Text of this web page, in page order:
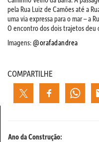
pela Rua Luiz de Camões até a
uma via expressa para o mar – a
O encontro dos dois trajetos deu
Imagens:@orafadandrea
COMPARTILHE
Ano da Construção: